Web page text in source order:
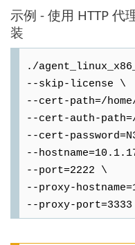
示例 - 使用 HTTP 代
装
./
--skip-license \
--cert-path=/
--cert-auth-path=/
--cert-
--
--port=2222 \
--proxy-
--proxy-